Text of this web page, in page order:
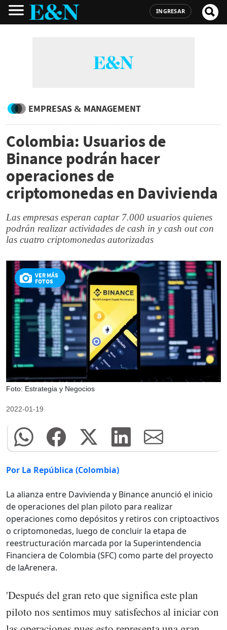
INGRESAR
EMPRESAS & MANAGEMENT
Colombia: Usuarios de
Binance podrán hacer
operaciones de
criptomonedas en Davivienda
Las empresas esperan captar 7.000 usuarios quienes
podrán realizar actividades de cash in y cash out con
las cuatro criptomonedas autorizadas
VER MÁS
FOTOS
Foto: Estrategia y Negocios
2022-01-19
Por La República (Colombia)
La alianza entre Davivienda y Binance anunció el inicio
de operaciones del plan piloto para realizar
operaciones como depósitos y retiros con criptoactivos
o criptomonedas, luego de concluir la etapa de
reestructuración marcada por la Superintendencia
Financiera de Colombia (SFC) como parte del proyecto
de laArenera.
'Después del gran reto que significa este plan
piloto nos sentimos muy satisfechos al iniciar con